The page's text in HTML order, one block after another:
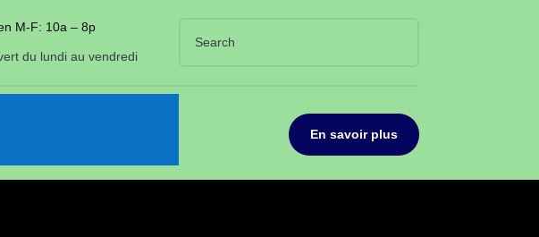
M-F: 10a – 8p
du lundi au vendredi
En savoir plus